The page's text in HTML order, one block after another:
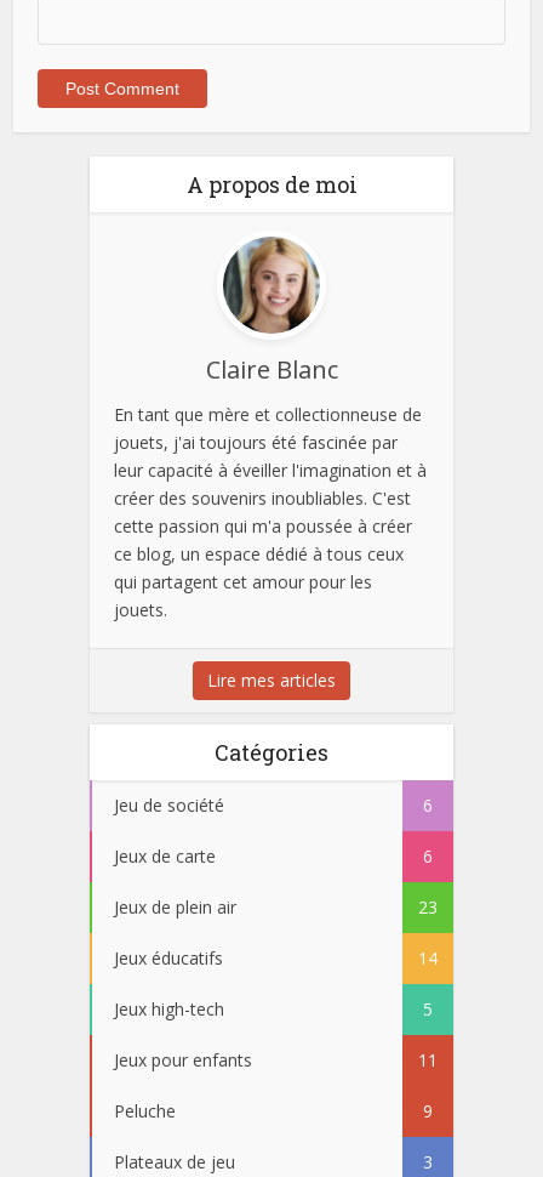
A propos de moi
Claire Blanc
En tant que mère et collectionneuse de
jouets, j'ai toujours été fascinée par
leur capacité à éveiller l'imagination et à
créer des souvenirs inoubliables. C'est
cette passion qui m'a poussée à créer
ce blog, un espace dédié à tous ceux
qui partagent cet amour pour les
jouets.
Lire mes articles
Catégories
Jeu de société 6
Jeux de carte 6
Jeux de plein air 23
Jeux éducatifs 14
Jeux high-tech 5
Jeux pour enfants 11
Peluche 9
Plateaux de jeu 3